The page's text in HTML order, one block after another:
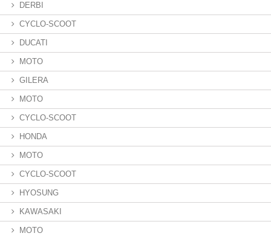
DERBI
CYCLO-SCOOT
DUCATI
MOTO
GILERA
MOTO
CYCLO-SCOOT
HONDA
MOTO
CYCLO-SCOOT
HYOSUNG
KAWASAKI
MOTO